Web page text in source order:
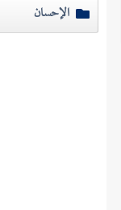
الإحسان